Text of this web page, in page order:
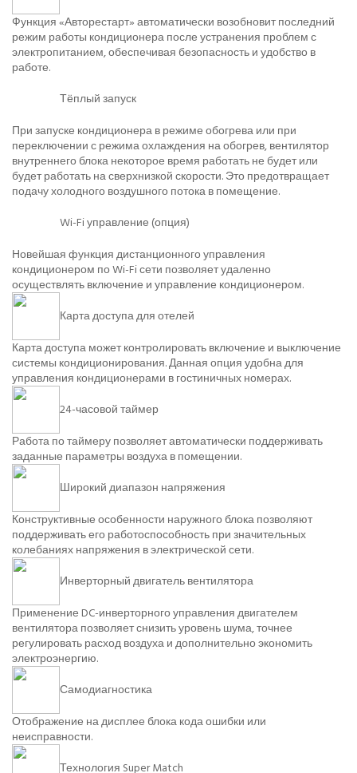
Функция «Авторестарт» автоматически возобновит последний
режим работы кондиционера после устранения проблем с
электропитанием, обеспечивая безопасность и удобство в
работе.
Тёплый запуск
При запуске кондиционера в режиме обогрева или при
переключении с режима охлаждения на обогрев, вентилятор
внутреннего блока некоторое время работать не будет или
будет работать на сверхнизкой скорости. Это предотвращает
подачу холодного воздушного потока в помещение.
Wi-Fi управление (опция)
Новейшая функция дистанционного управления
кондиционером по Wi-Fi сети позволяет удаленно
осуществлять включение и управление кондиционером.
Карта доступа для отелей
Карта доступа может контролировать включение и выключение
системы кондиционирования. Данная опция удобна для
управления кондиционерами в гостиничных номерах.
24-часовой таймер
Работа по таймеру позволяет автоматически поддерживать
заданные параметры воздуха в помещении.
Широкий диапазон напряжения
Конструктивные особенности наружного блока позволяют
поддерживать его работоспособность при значительных
колебаниях напряжения в электрической сети.
Инверторный двигатель вентилятора
Применение DC-инверторного управления двигателем
вентилятора позволяет снизить уровень шума, точнее
регулировать расход воздуха и дополнительно экономить
электроэнергию.
Самодиагностика
Отображение на дисплее блока кода ошибки или
неисправности.
Технология Super Match